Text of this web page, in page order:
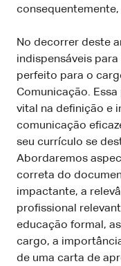
No decorrer deste
indispensáveis
perfeito para o
Comunicação.
vital na definição e
comunicação
seu currículo se
Abordaremos
correta do
impactante, a
profissional
educação formal,
cargo, a
de uma carta de